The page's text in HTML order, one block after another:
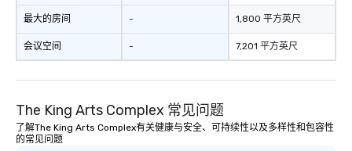
最大的房间
会议空间
-
-
1,800 平方英尺
7,201 平方英尺
The King Arts Complex 常见问题
了解The King Arts Complex有关健康与安全、可持续性以及多样性和包容性
的常见问题